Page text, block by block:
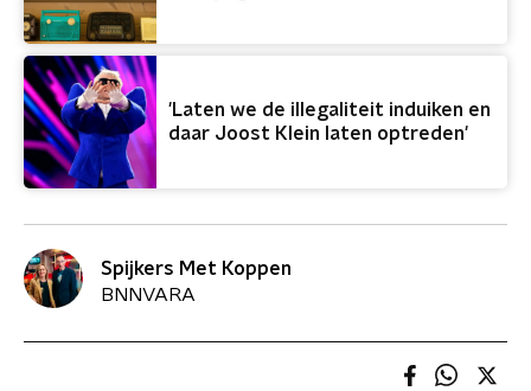
'Laten we de illegaliteit induiken en
daar Joost Klein laten optreden'
Spijkers Met Koppen
BNNVARA